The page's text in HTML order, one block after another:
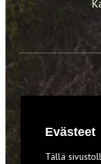
Evästeet
Tällä